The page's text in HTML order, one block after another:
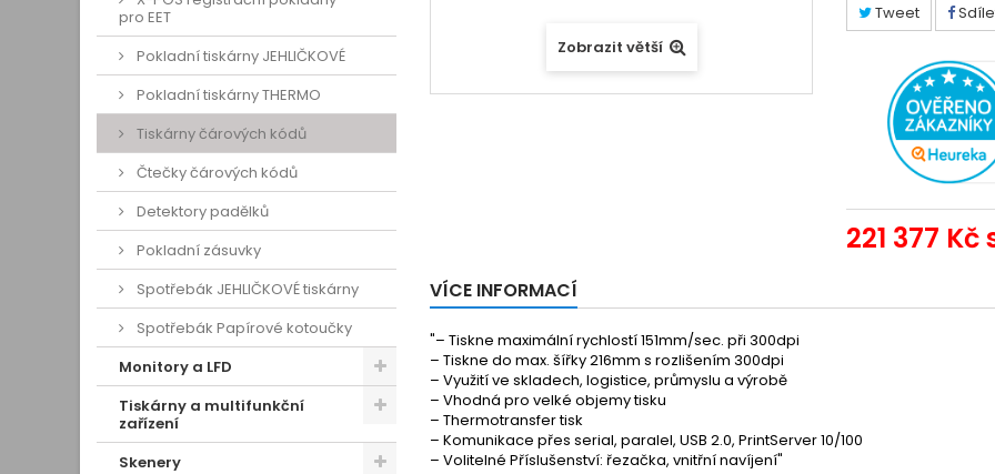
pro EET
Pokladní tiskárny JEHLIČKOVÉ
Pokladní tiskárny THERMO
Tiskárny čárových kódů
Čtečky čárových kódů
Detektory padělků
Pokladní zásuvky
Spotřebák JEHLIČKOVÉ tiskárny
Spotřebák Papírové kotoučky
Monitory a LFD
Tiskárny a multifunkční
zařízení
Skenery
Zobrazit větší
Tweet
221 377 Kč
VÍCE INFORMACÍ
"– Tiskne maximální rychlostí 151mm/sec. při 300dpi
– Tiskne do max. šířky 216mm s rozlišením 300dpi
– Využití ve skladech, logistice, průmyslu a výrobě
– Vhodná pro velké objemy tisku
– Thermotransfer tisk
– Komunikace přes serial, paralel, USB 2.0, PrintServer 10/100
– Volitelné Příslušenství: řezačka, vnitřní navíjení"